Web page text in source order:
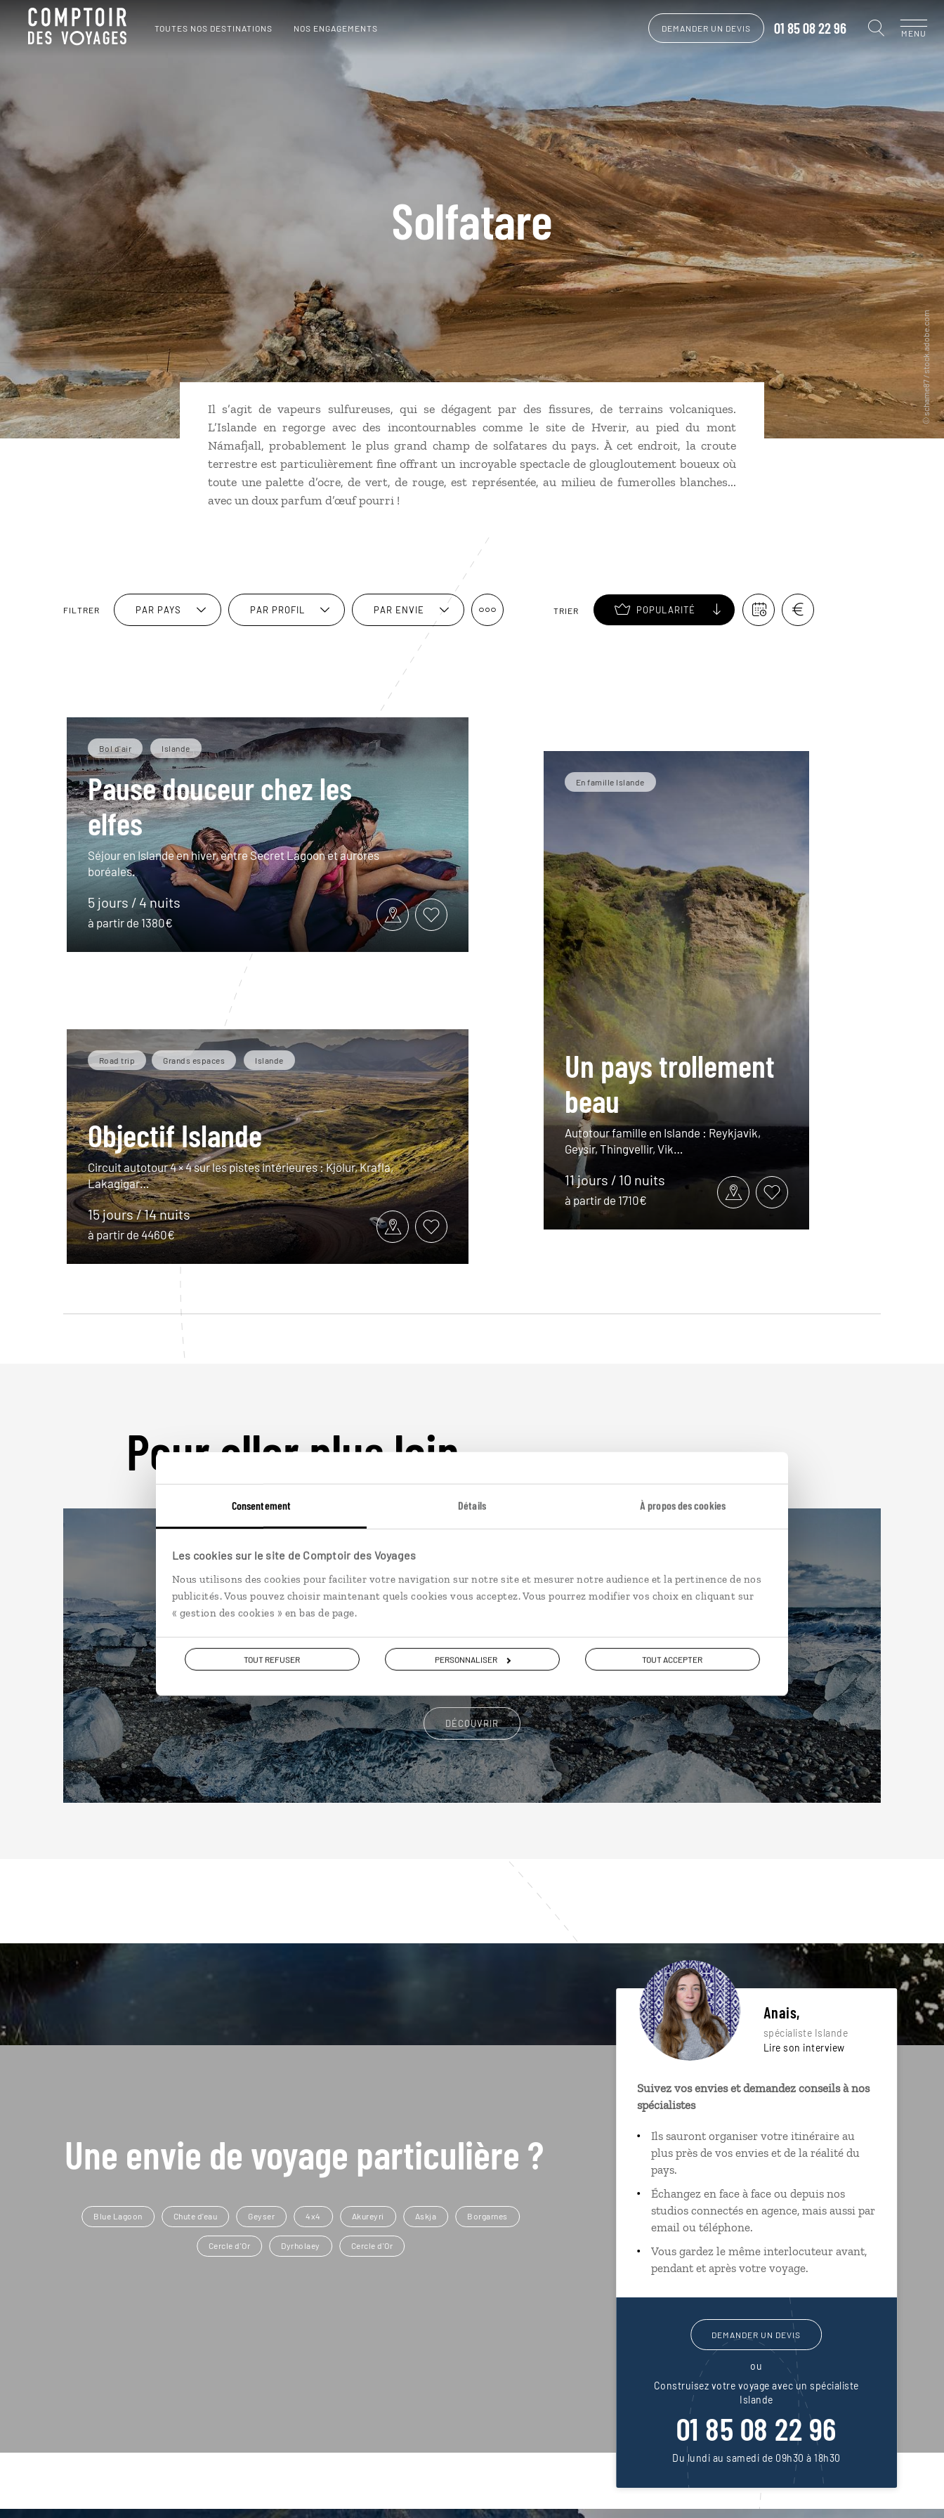
Consentement Détails À propos des cookies
Les cookies sur le site de Comptoir des Voyages
Nous utilisons des cookies pour faciliter votre navigation sur notre site et mesurer notre audience et la pertinence de nos
publicités. Vous pouvez choisir maintenant quels cookies vous acceptez. Vous pourrez modifier vos choix en cliquant sur
« gestion des cookies » en bas de page.
TOUT REFUSER PERSONNALISER TOUT ACCEPTER
TOUTES NOS DESTINATIONS NOS ENGAGEMENTS DEMANDER UN DEVIS 01 85 08 22 96 MENU
Solfatare
Il s’agit de vapeurs sulfureuses, qui se dégagent par des fissures, de terrains volcaniques.
L’Islande en regorge avec des incontournables comme le site de Hverir, au pied du mont
Námafjall, probablement le plus grand champ de solfatares du pays. À cet endroit, la croute
terrestre est particulièrement fine offrant un incroyable spectacle de glougloutement boueux où
toute une palette d’ocre, de vert, de rouge, est représentée, au milieu de fumerolles blanches...
avec un doux parfum d’œuf pourri !
FILTRER PAR PAYS PAR PROFIL PAR ENVIE TRIER POPULARITÉ
Bol d'air Islande
Pause douceur chez les
elfes
Séjour en Islande en hiver, entre Secret Lagoon et aurores
boréales.
5 jours / 4 nuits
à partir de 1380€
Road trip Grands espaces Islande
Objectif Islande
Circuit autotour 4 × 4 sur les pistes intérieures : Kjölur, Krafla,
Lakagigar…
15 jours / 14 nuits
à partir de 4460€
En famille Islande
Un pays trollement
beau
Autotour famille en Islande : Reykjavik,
Geysir, Thingvellir, Vik…
11 jours / 10 nuits
à partir de 1710€
Pour aller plus loin
Nos 13 idées de voyage
Islande
DÉCOUVRIR
Une envie de voyage particulière ?
Blue Lagoon Chute d'eau Geyser 4x4 Akureyri Askja Borgarnes
Cercle d'Or Dyrholaey Cercle d'Or
Anais,
spécialiste Islande
Lire son interview
Suivez vos envies et demandez conseils à nos
spécialistes
Ils sauront organiser votre itinéraire au
plus près de vos envies et de la réalité du
pays.
Échangez en face à face ou depuis nos
studios connectés en agence, mais aussi par
email ou téléphone.
Vous gardez le même interlocuteur avant,
pendant et après votre voyage.
DEMANDER UN DEVIS
ou
Construisez votre voyage avec un spécialiste
Islande
01 85 08 22 96
Du lundi au samedi de 09h30 à 18h30